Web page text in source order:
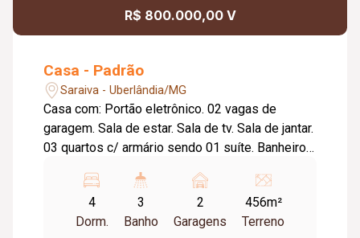
R$ 800.000,00 V
Casa - Padrão
Saraiva - Uberlândia/MG
Casa com: Portão eletrônico. 02 vagas de
garagem. Sala de estar. Sala de tv. Sala de jantar.
03 quartos c/ armário sendo 01 suíte. Banheiro
fundo com: 01 quarto. Banheiro. Área de serviço.
Despensa. Estenda. Depósito de gás. Grades
em todas as janelas.
4
Dorm.
3
Banho
2
Garagens
456m²
Terreno